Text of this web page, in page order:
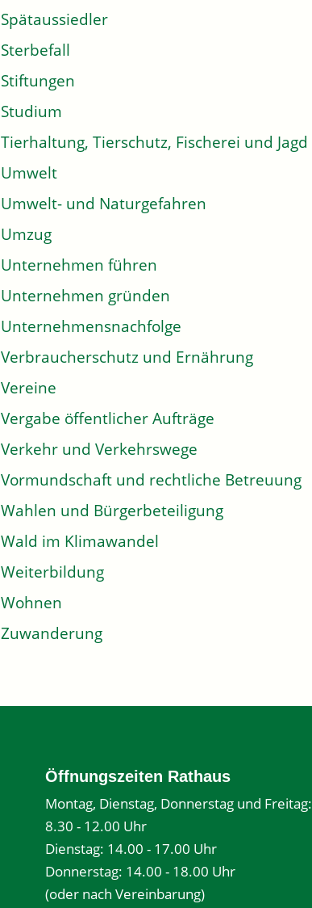
Spätaussiedler
Sterbefall
Stiftungen
Studium
Tierhaltung, Tierschutz, Fischerei und Jagd
Umwelt
Umwelt- und Naturgefahren
Umzug
Unternehmen führen
Unternehmen gründen
Unternehmensnachfolge
Verbraucherschutz und Ernährung
Vereine
Vergabe öffentlicher Aufträge
Verkehr und Verkehrswege
Vormundschaft und rechtliche Betreuung
Wahlen und Bürgerbeteiligung
Wald im Klimawandel
Weiterbildung
Wohnen
Zuwanderung
Öffnungszeiten Rathaus
Montag, Dienstag, Donnerstag und Freitag:
8.30 - 12.00 Uhr
Dienstag: 14.00 - 17.00 Uhr
Donnerstag: 14.00 - 18.00 Uhr
(oder nach Vereinbarung)